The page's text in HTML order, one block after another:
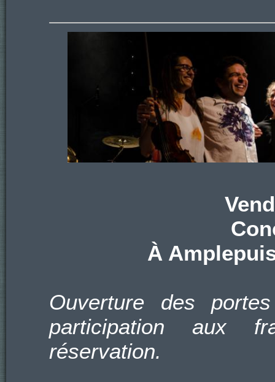
À
Ouverture des
participation aux
réservation.